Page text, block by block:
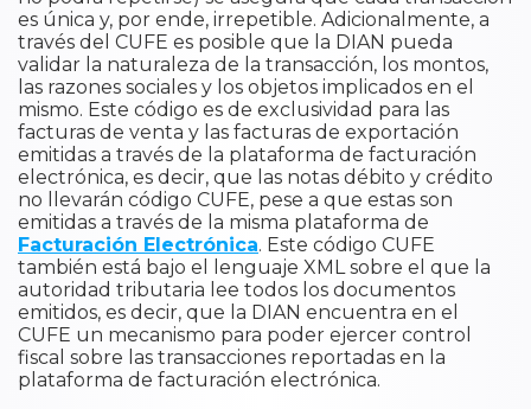
es única y, por ende, irrepetible. Adicionalmente, a
través del CUFE es posible que la DIAN pueda
validar la naturaleza de la transacción, los montos,
las razones sociales y los objetos implicados en el
mismo. Este código es de exclusividad para las
facturas de venta y las facturas de exportación
emitidas a través de la plataforma de facturación
electrónica, es decir, que las notas débito y crédito
no llevarán código CUFE, pese a que estas son
emitidas a través de la misma plataforma de
Facturación Electrónica. Este código CUFE
también está bajo el lenguaje XML sobre el que la
autoridad tributaria lee todos los documentos
emitidos, es decir, que la DIAN encuentra en el
CUFE un mecanismo para poder ejercer control
fiscal sobre las transacciones reportadas en la
plataforma de facturación electrónica.